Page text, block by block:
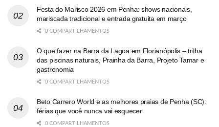
Festa do Marisco 2026 em Penha: shows nacionais,
mariscada tradicional e entrada gratuita em março
0 COMPARTILHAMENTOS
O que fazer na Barra da Lagoa em Florianópolis – trilha
das piscinas naturais, Prainha da Barra, Projeto Tamar e
gastronomia
0 COMPARTILHAMENTOS
Beto Carrero World e as melhores praias de Penha (SC):
férias que você nunca vai esquecer
0 COMPARTILHAMENTOS